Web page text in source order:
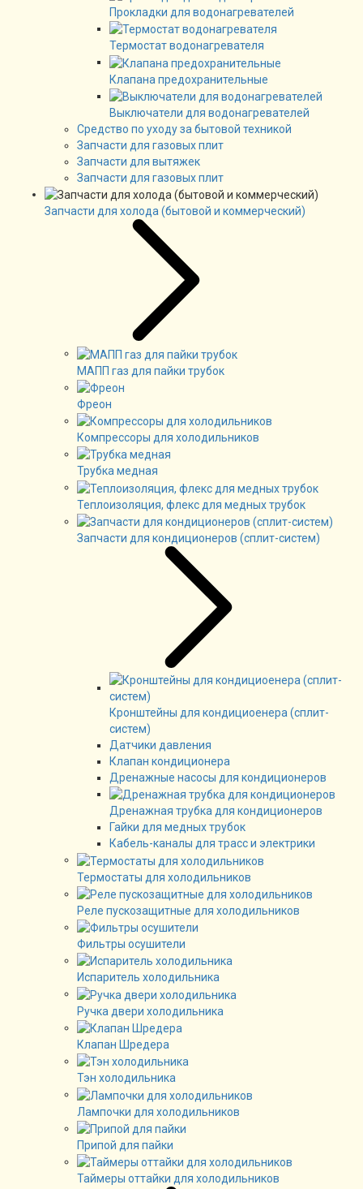
Прокладки для водонагревателей
Термостат водонагревателя
Клапана предохранительные
Выключатели для водонагревателей
Средство по уходу за бытовой техникой
Запчасти для газовых плит
Запчасти для вытяжек
Запчасти для газовых плит
Запчасти для холода (бытовой и коммерческий)
МАПП газ для пайки трубок
Фреон
Компрессоры для холодильников
Трубка медная
Теплоизоляция, флекс для медных трубок
Запчасти для кондиционеров (сплит-систем)
Кронштейны для кондициоенера (сплит-
систем)
Датчики давления
Клапан кондиционера
Дренажные насосы для кондиционеров
Дренажная трубка для кондиционеров
Гайки для медных трубок
Кабель-каналы для трасс и электрики
Термостаты для холодильников
Реле пускозащитные для холодильников
Фильтры осушители
Испаритель холодильника
Ручка двери холодильника
Клапан Шредера
Тэн холодильника
Лампочки для холодильников
Припой для пайки
Таймеры оттайки для холодильников